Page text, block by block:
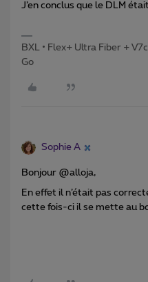
J’en conclus que le DLM
BXL • Flex+ Ultra Fiber +
Go
Sophie A
Bonjour @alloja,
En effet il n’était pas
cette fois-ci il se mette au